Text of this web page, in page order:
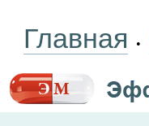
Главная •